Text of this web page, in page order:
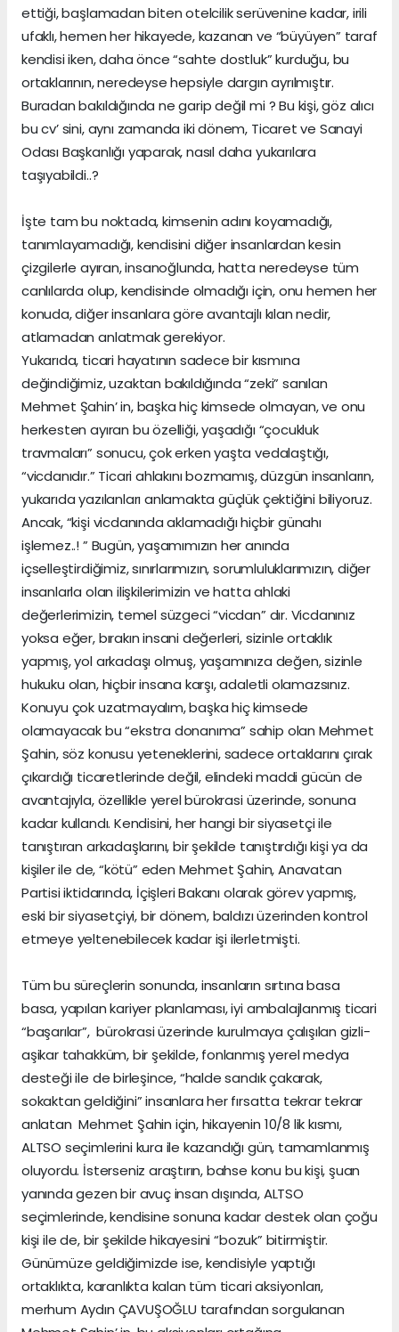
ettiği, başlamadan biten otelcilik serüvenine kadar, irili
ufaklı, hemen her hikayede, kazanan ve “büyüyen” taraf
kendisi iken, daha önce “sahte dostluk” kurduğu, bu
ortaklarının, neredeyse hepsiyle dargın ayrılmıştır.
Buradan bakıldığında ne garip değil mi ? Bu kişi, göz alıcı
bu cv’ sini, aynı zamanda iki dönem, Ticaret ve Sanayi
Odası Başkanlığı yaparak, nasıl daha yukarılara
taşıyabildi..?
İşte tam bu noktada, kimsenin adını koyamadığı,
tanımlayamadığı, kendisini diğer insanlardan kesin
çizgilerle ayıran, insanoğlunda, hatta neredeyse tüm
canlılarda olup, kendisinde olmadığı için, onu hemen her
konuda, diğer insanlara göre avantajlı kılan nedir,
atlamadan anlatmak gerekiyor.
Yukarıda, ticari hayatının sadece bir kısmına
değindiğimiz, uzaktan bakıldığında “zeki” sanılan
Mehmet Şahin’ in, başka hiç kimsede olmayan, ve onu
herkesten ayıran bu özelliği, yaşadığı “çocukluk
travmaları” sonucu, çok erken yaşta vedalaştığı,
“vicdanıdır.” Ticari ahlakını bozmamış, düzgün insanların,
yukarıda yazılanları anlamakta güçlük çektiğini biliyoruz.
Ancak, “kişi vicdanında aklamadığı hiçbir günahı
işlemez..! ” Bugün, yaşamımızın her anında
içselleştirdiğimiz, sınırlarımızın, sorumluluklarımızın, diğer
insanlarla olan ilişkilerimizin ve hatta ahlaki
değerlerimizin, temel süzgeci “vicdan” dır. Vicdanınız
yoksa eğer, bırakın insani değerleri, sizinle ortaklık
yapmış, yol arkadaşı olmuş, yaşamınıza değen, sizinle
hukuku olan, hiçbir insana karşı, adaletli olamazsınız.
Konuyu çok uzatmayalım, başka hiç kimsede
olamayacak bu “ekstra donanıma” sahip olan Mehmet
Şahin, söz konusu yeteneklerini, sadece ortaklarını çırak
çıkardığı ticaretlerinde değil, elindeki maddi gücün de
avantajıyla, özellikle yerel bürokrasi üzerinde, sonuna
kadar kullandı. Kendisini, her hangi bir siyasetçi ile
tanıştıran arkadaşlarını, bir şekilde tanıştırdığı kişi ya da
kişiler ile de, “kötü” eden Mehmet Şahin, Anavatan
Partisi iktidarında, İçişleri Bakanı olarak görev yapmış,
eski bir siyasetçiyi, bir dönem, baldızı üzerinden kontrol
etmeye yeltenebilecek kadar işi ilerletmişti.
Tüm bu süreçlerin sonunda, insanların sırtına basa
basa, yapılan kariyer planlaması, iyi ambalajlanmış ticari
“başarılar”, bürokrasi üzerinde kurulmaya çalışılan gizli-
aşikar tahakküm, bir şekilde, fonlanmış yerel medya
desteği ile de birleşince, “halde sandık çakarak,
sokaktan geldiğini” insanlara her fırsatta tekrar tekrar
anlatan Mehmet Şahin için, hikayenin 10/8 lik kısmı,
ALTSO seçimlerini kura ile kazandığı gün, tamamlanmış
oluyordu. İsterseniz araştırın, bahse konu bu kişi, şuan
yanında gezen bir avuç insan dışında, ALTSO
seçimlerinde, kendisine sonuna kadar destek olan çoğu
kişi ile de, bir şekilde hikayesini “bozuk” bitirmiştir.
Günümüze geldiğimizde ise, kendisiyle yaptığı
ortaklıkta, karanlıkta kalan tüm ticari aksiyonları,
merhum Aydın ÇAVUŞOĞLU tarafından sorgulanan